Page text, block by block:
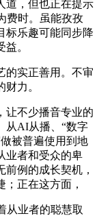
道，但也正在提示
费时。虽能孜孜
标乐趣可能同步降
。
实正善用。不审
力。
不少播音专业的
从AI从播、“数字
被普遍使用到地
业者和受众的卑
例的成长契机，
正在这方面，
业者的聪慧取